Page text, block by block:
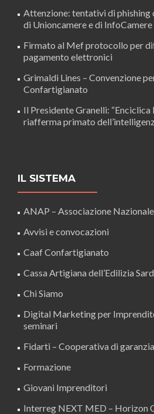
Attenzione: tentativi di phishing
di Unioncamere e di InfoCamere
Firmato al Mef protocollo per
pagamento elettronici
Grimaldi Lines – Convenzione
Confartigianato
Il Presidente Granelli:
riafferma primato
IL SISTEMA
ANAP – Associazione
Avvisi e convocazioni
Caaf Confartigianato
Cassa Artigiana dell’Edilizia
Chi Siamo
Digital Marketing per
seminari
Fidarti – Cooperativa di
Formazione
Giovani Imprenditori
Interreg NEXT MED – Horizon